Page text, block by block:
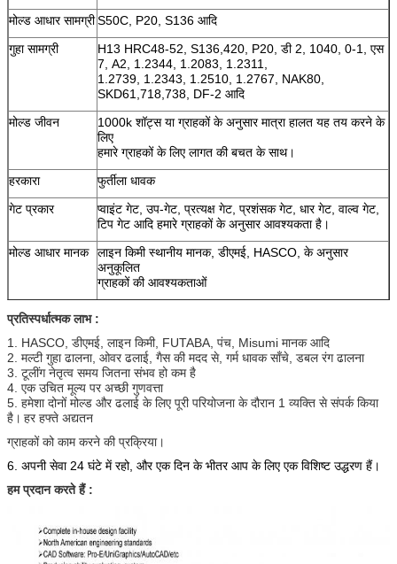
मोल्ड आधार सामग्रीS50C, P20, S136 आदि
गुहा सामग्री
H13 HRC48-52, S136,420, P20, डी 2, 1040, 0-1, एस
7, A2, 1.2344, 1.2083, 1.2311,
1.2739, 1.2343, 1.2510, 1.2767, NAK80,
SKD61,718,738, DF-2 आदि
मोल्ड जीवन
1000k शॉट्स या ग्राहकों के अनुसार मात्रा हालत यह तय करने के
लिए
हमारे ग्राहकों के लिए लागत की बचत के साथ।
हरकारा
फुर्तीला धावक
गेट प्रकार
प्वाइंट गेट, उप-गेट, प्रत्यक्ष गेट, प्रशंसक गेट, धार गेट, वाल्व गेट,
टिप गेट आदि हमारे ग्राहकों के अनुसार आवश्यकता है।
मोल्ड आधार मानक
लाइन किमी स्थानीय मानक, डीएमई, HASCO, के अनुसार
अनुकूलित
ग्राहकों की आवश्यकताओं
मोल्ड सामान के
मानक
प्रगतिशील,
INCORE, HRS, कर्कश, Yudo, पालतू जानवर, मिट्टी मास्टर,
मर्कल,
पार्कर, एचपीएस, लाइन किमी, EUCHNER, RJG, cilpres,
Nitto, दरार,
ASSAB, GSW दीन मानक, BOHLER, तो ऐसी स्टैंडर्ड,
डिजाइन सॉफ्टवेयर ऑटो कैड, स्नातकीय, प्रो-ई, ठोस काम करता है, Moldflow,
आदि।
आदि भागों
प्रतिस्पर्धात्मक लाभ :
1. HASCO, डीएमई, लाइन किमी, FUTABA, पंच, Misumi मानक आदि
2. मल्टी गुहा ढालना, ओवर ढलाई, गैस की मदद से, गर्म धावक साँचे, डबल रंग ढालना
3. टूलींग नेतृत्व समय जितना संभव हो कम है
4. एक उचित मूल्य पर अच्छी गुणवत्ता
5. हमेशा दोनों मोल्ड और ढलाई के लिए पूरी परियोजना के दौरान 1 व्यक्ति से संपर्क किया
है। हर हफ्ते अद्यतन
ग्राहकों को काम करने की प्रक्रिया।
6. अपनी सेवा 24 घंटे में रहो, और एक दिन के भीतर आप के लिए एक विशिष्ट उद्धरण हैं।
हम प्रदान करते हैं :